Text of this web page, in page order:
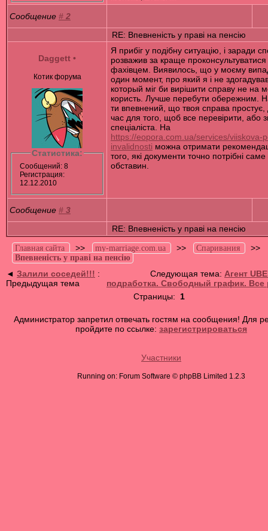
Сообщение # 2
RE: Впевненість у праві на пенсію
Daggett •
Котик форума
Статистика:
Сообщений: 8
Регистрация:
12.12.2010
Я прибіг у подібну ситуацію, і заради
розважив за краще проконсультуватися
фахівцем. Виявилось, що у моєму
один момент, про який я і не
который міг би вирішити справу не на
користь. Лучше перебути обережним.
ти впевнений, що твоя справа простує,
час для того, щоб все перевірити, або
спеціаліста. На
https://eopora.com.ua/services/viiskova-
invalidnosti можна отримати
того, які документи точно потрібні саме
обставин.
Сообщение # 3
RE: Впевненість у праві на пенсію
Главная сайта >> my-marriage.com.ua >> Спаривания >>
Впевненість у праві на пенсію
◄ Залили соседей!!! :
Предыдущая тема
Следующая тема: Агент
подработка. Свободный график. Все
Страницы: 1
Администратор запретил отвечать гостям на сообщения! Для
пройдите по ссылке: зарегистрироваться
Участники
Running on: Forum Software © phpBB Limited 1.2.3